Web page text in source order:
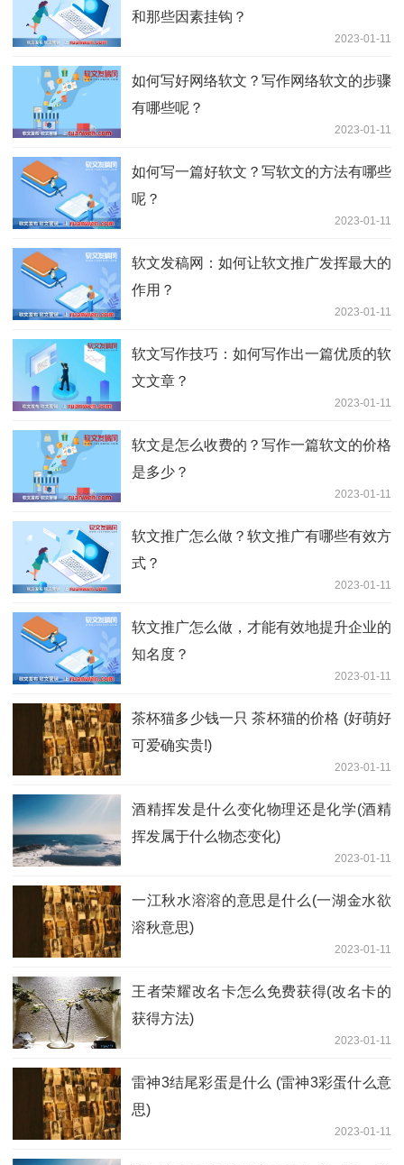
和那些因素挂钩？
2023-01-11
如何写好网络软文？写作网络软文的步骤
有哪些呢？
2023-01-11
如何写一篇好软文？写软文的方法有哪些
呢？
2023-01-11
软文发稿网：如何让软文推广发挥最大的
作用？
2023-01-11
软文写作技巧：如何写作出一篇优质的软
文文章？
2023-01-11
软文是怎么收费的？写作一篇软文的价格
是多少？
2023-01-11
软文推广怎么做？软文推广有哪些有效方
式？
2023-01-11
软文推广怎么做，才能有效地提升企业的
知名度？
2023-01-11
茶杯猫多少钱一只 茶杯猫的价格 (好萌好
可爱确实贵!)
2023-01-11
酒精挥发是什么变化物理还是化学(酒精
挥发属于什么物态变化)
2023-01-11
一江秋水溶溶的意思是什么(一湖金水欲
溶秋意思)
2023-01-11
王者荣耀改名卡怎么免费获得(改名卡的
获得方法)
2023-01-11
雷神3结尾彩蛋是什么 (雷神3彩蛋什么意
思)
2023-01-11